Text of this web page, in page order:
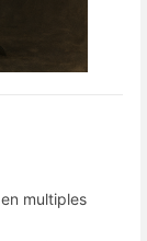
multiples